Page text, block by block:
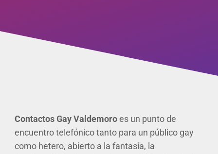
Contactos Gay Valdemoroes un punto de
encuentro telefónico tanto para un público gay
como hetero, abierto a la fantasía, la